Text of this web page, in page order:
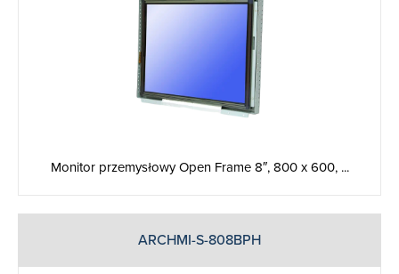
Monitor przemysłowy Open Frame 8″, 800 x 600, ...
ARCHMI-S-808BPH